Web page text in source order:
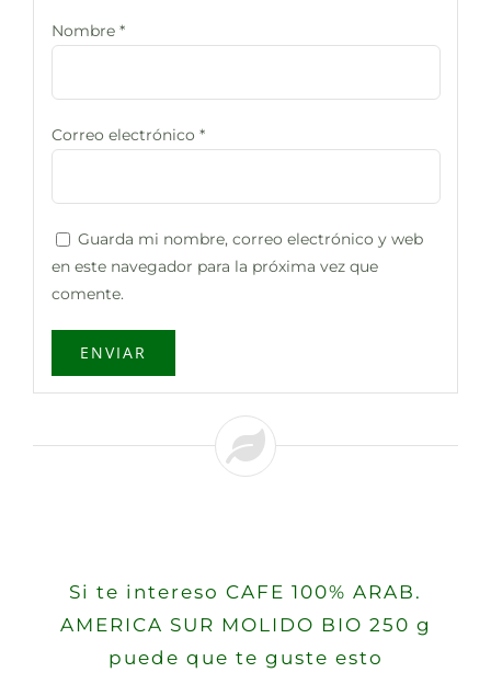
Nombre *
Correo electrónico *
Guarda mi nombre, correo electrónico y web
en este navegador para la próxima vez que
comente.
Si te intereso CAFE 100% ARAB.
AMERICA SUR MOLIDO BIO 250 g
puede que te guste esto